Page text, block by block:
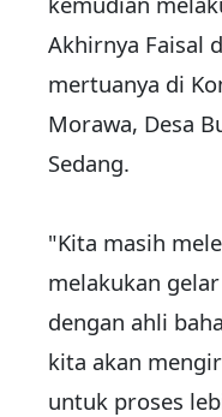
Akhirnya Faisal
mertuanya di
Morawa, Desa
Sedang.
"Kita masih
melakukan
dengan ahli
kita akan
untuk proses